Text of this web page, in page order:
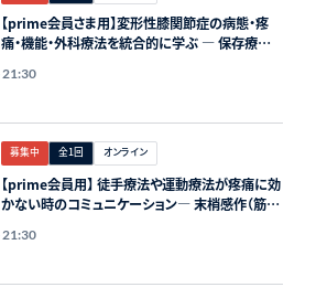
【prime会員さま用】変形性膝関節症の病態・疼
痛・機能・外科療法を統合的に学ぶ ― 保存療法と
TKA前後のリハビリテーション
21:30
募集中 全1回 オンライン
【prime会員用】 徒手療法や運動療法が疼痛に効
かない時のコミュニケーション― 末梢感作（筋
21:30